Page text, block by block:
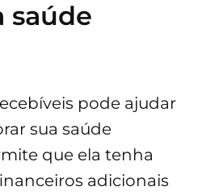
saúde
pode ajudar
sua saúde
que ela tenha
adicionais